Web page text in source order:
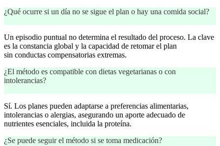
¿Qué ocurre si un día no se sigue el plan o hay una comida social?
Un episodio puntual no determina el resultado del proceso. La clave
es la constancia global y la capacidad de retomar el plan
sin conductas compensatorias extremas.
¿El método es compatible con dietas vegetarianas o con
intolerancias?
Sí. Los planes pueden adaptarse a preferencias alimentarias,
intolerancias o alergias, asegurando un aporte adecuado de
nutrientes esenciales, incluida la proteína.
¿Se puede seguir el método si se toma medicación?